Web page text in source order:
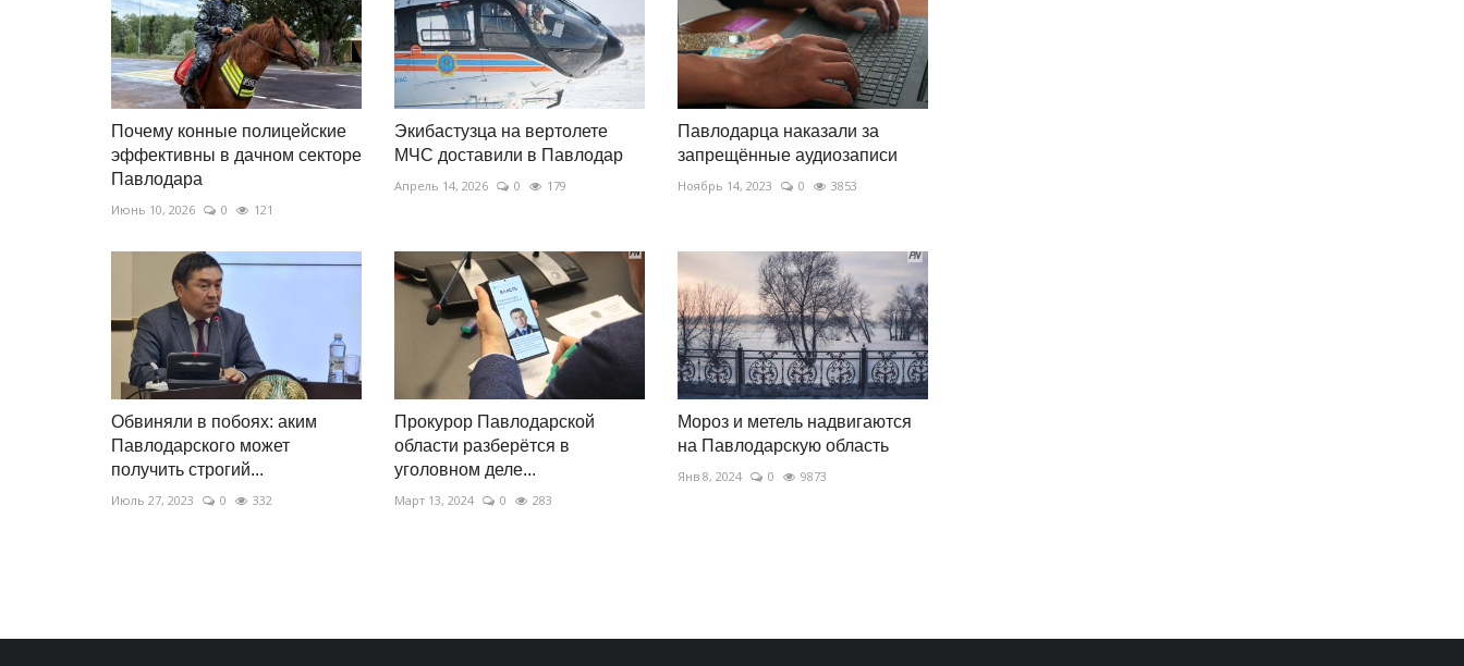
Почему конные полицейские
эффективны в дачном секторе
Павлодара
Июнь 10, 2026 0 121
Экибастузца на вертолете
МЧС доставили в Павлодар
Апрель 14, 2026 0 179
Павлодарца наказали за
запрещённые аудиозаписи
Ноябрь 14, 2023 0 3853
Обвиняли в побоях: аким
Павлодарского может
получить строгий...
Июль 27, 2023 0 332
Прокурор Павлодарской
области разберётся в
уголовном деле...
Март 13, 2024 0 283
Мороз и метель надвигаются
на Павлодарскую область
Янв 8, 2024 0 9873